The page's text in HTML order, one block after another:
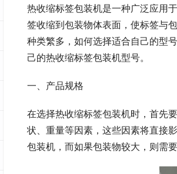
热收缩标签包装机是一种广泛应用
签收缩到包装物体表面，使标签与
种类繁多，如何选择适合自己的型
己的热收缩标签包装机型号。
一、产品规格
在选择热收缩标签包装机时，首先
状、重量等因素，这些因素将直接
包装机，而如果包装物较大，则需